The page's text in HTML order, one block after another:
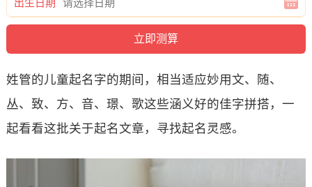
出生日期
姓管的儿童起名字的期间，相当适应妙用文、随、
丛、致、方、音、璟、歌这些涵义好的佳字拼搭，一
起看看这批关于起名文章，寻找起名灵感。